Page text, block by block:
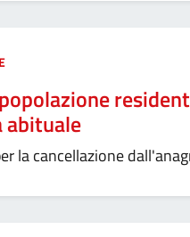
abituale
la cancellazione